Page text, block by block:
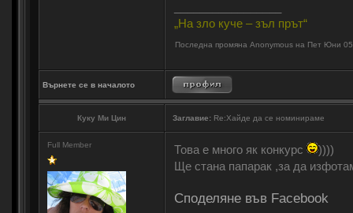
„На зло куче – зъл прът“
Последна промяна Anonymous на Пет Юни
Върнете се в началото
Куку Ми Цин Заглавие: Re:Хайде да се номинираме
Full Member Това е много як конкурс
))))
Ще стана папарак ,за да
Споделяне във Facebook